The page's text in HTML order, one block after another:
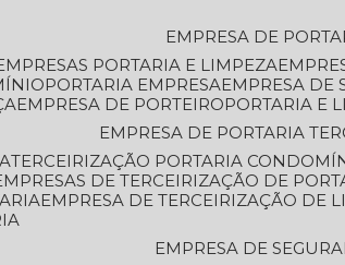
EMPRESA DE
EMPRESAS PORTARIA E LIMPEZA
PORTARIA EMPRESA
EMPRESA
EMPRESA DE PORTEIRO PORTARIA E
EMPRESA DE PORTARIA
TERCEIRIZAÇÃO PORTARIA
EMPRESAS DE TERCEIRIZAÇÃO DE
EMPRESA DE TERCEIRIZAÇÃO DE
EMPRESA DE